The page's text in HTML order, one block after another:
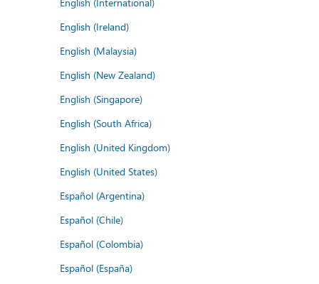
English (Ireland)
English (Malaysia)
English (New Zealand)
English (Singapore)
English (South Africa)
English (United Kingdom)
English (United States)
Español (Argentina)
Español (Chile)
Español (Colombia)
Español (España)